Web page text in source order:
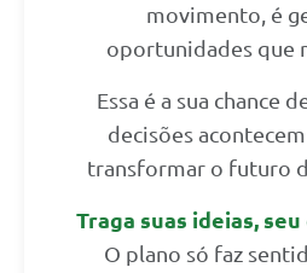
movimento, é
oportunidades que
Essa é a sua chance
decisões
transformar o futuro
Traga suas ideias,
O plano só faz